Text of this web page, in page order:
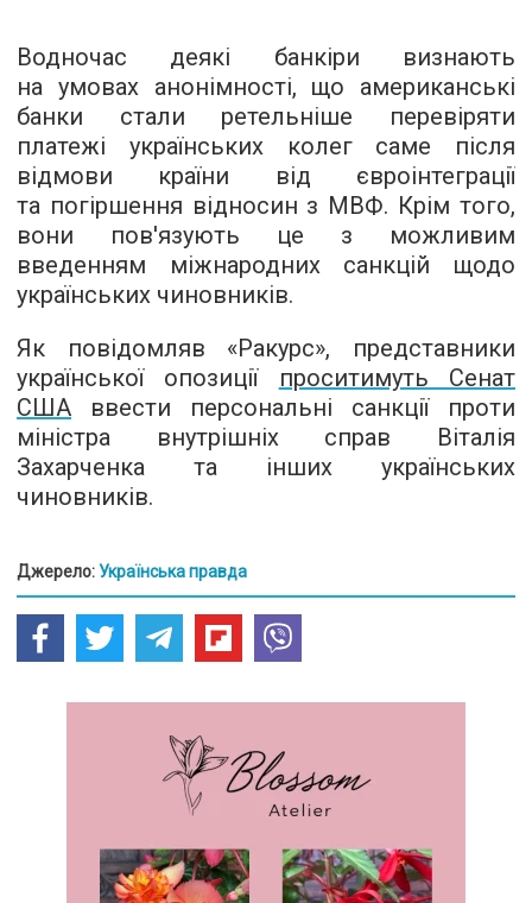
Водночас деякі банкіри визнають
на умовах анонімності, що американські
банки стали ретельніше перевіряти
платежі українських колег саме після
відмови країни від євроінтеграції
та погіршення відносин з МВФ. Крім того,
вони пов'язують це з можливим
введенням міжнародних санкцій щодо
українських чиновників.
Як повідомляв «Ракурс», представники
української опозиції проситимуть Сенат
США ввести персональні санкції проти
міністра внутрішніх справ Віталія
Захарченка та інших українських
чиновників.
Джерело: Українська правда